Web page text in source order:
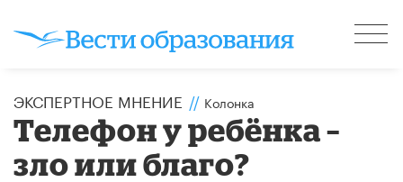
ЭКСПЕРТНОЕ МНЕНИЕ // Колонка
Телефон у ребёнка –
зло или благо?